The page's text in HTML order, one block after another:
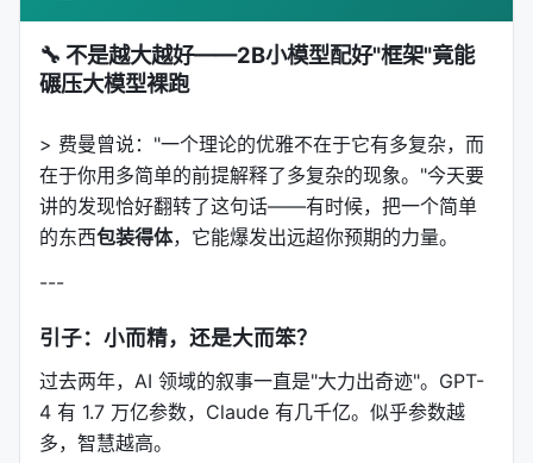
🔧 不是越大越好——2B小模型配好"框架"竟能
碾压大模型裸跑
> 费曼曾说："一个理论的优雅不在于它有多复杂，而
在于你用多简单的前提解释了多复杂的现象。"今天要
讲的发现恰好翻转了这句话——有时候，把一个简单
的东西包装得体，它能爆发出远超你预期的力量。
---
引子：小而精，还是大而笨？
过去两年，AI 领域的叙事一直是"大力出奇迹"。GPT-
4 有 1.7 万亿参数，Claude 有几千亿。似乎参数越
多，智慧越高。